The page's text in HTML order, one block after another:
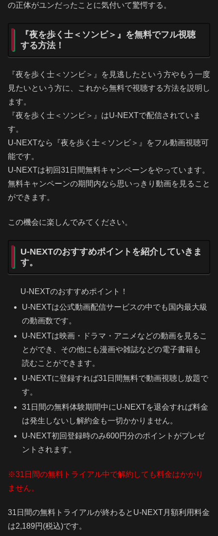
の正体がユンだったことに気付いて驚愕する。
『夜を歩く士＜ソンビ＞』を無料でフル視聴
する方法！
『夜を歩く士＜ソンビ＞』を見逃したという方やもう一度
見たいという方に、これから無料で視聴する方法を説明し
ます。
『夜を歩く士＜ソンビ＞』はU-NEXTで配信されていま
す。
U-NEXTなら『夜を歩く士＜ソンビ＞』をフル動画視聴可
能です。
U-NEXTは初回31日間無料キャンペーンをやっています。
無料キャンペーンの期間内なら思いっきり動画を見ること
ができます。
この機会に楽しんでみてください。
U-NEXTのおすすめポイントを紹介していきま
す。
U-NEXTのおすすめポイント！
U-NEXTは公式動画配信サービスの中でも国内最大級
の動画数です。
U-NEXTは映画・ドラマ・アニメなどの動画を見るこ
とができ、その他にも漫画や雑誌などの電子書籍も
読むことができます。
U-NEXTに登録すれば31日間無料で動画視聴し放題で
す。
31日間の無料体験期間中にU-NEXTを退会すれば料金
は発生しないし解約金も一切かかりません。
U-NEXT初回登録時のみ600円分のポイントがプレゼ
ントされます。
※31日間の無料トライアル中で解約しても料金はかかり
ません。
31日間の無料トライアルが終わるとU-NEXT月額利用料金
は2,189円(税込)です。